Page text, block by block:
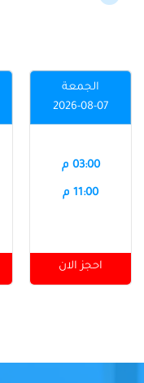
الجمعة
2026-08-07
03:00 م
11:00 م
احجز الان